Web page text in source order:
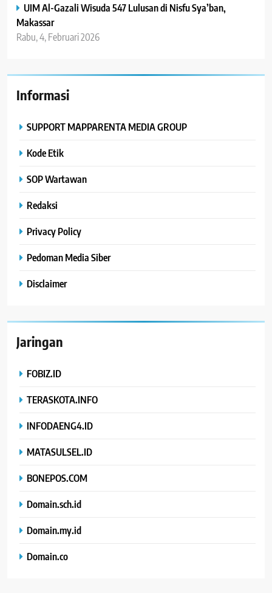
UIM Al-Gazali Wisuda 547 Lulusan di Nisfu Sya’ban,
Makassar
Rabu, 4, Februari 2026
Informasi
SUPPORT MAPPARENTA MEDIA GROUP
Kode Etik
SOP Wartawan
Redaksi
Privacy Policy
Pedoman Media Siber
Disclaimer
Jaringan
FOBIZ.ID
TERASKOTA.INFO
INFODAENG4.ID
MATASULSEL.ID
BONEPOS.COM
Domain.sch.id
Domain.my.id
Domain.co